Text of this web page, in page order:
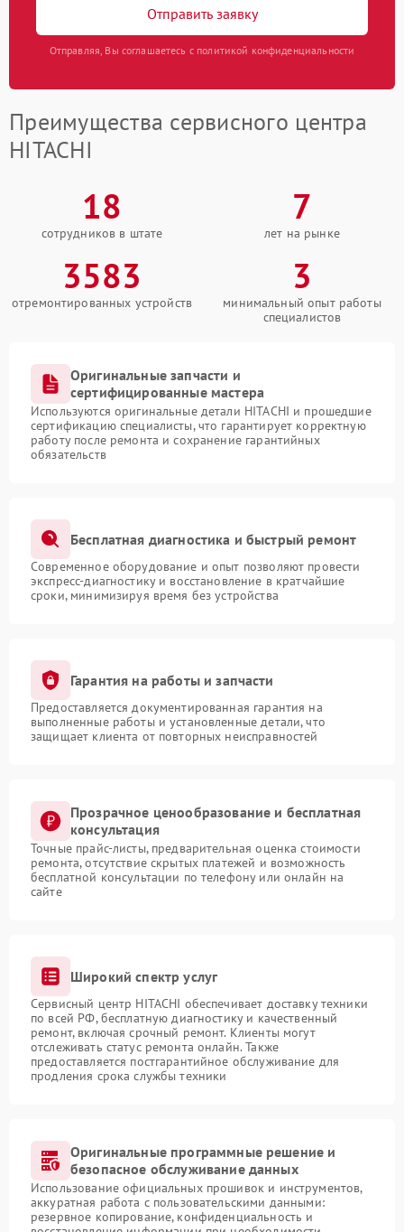
Отправить заявку
Отправляя, Вы соглашаетесь с политикой конфиденциальности
Преимущества сервисного центра
HITACHI
18
сотрудников в штате
7
лет на рынке
3583
отремонтированных устройств
3
минимальный опыт работы
специалистов
Оригинальные запчасти и
сертифицированные мастера
Используются оригинальные детали HITACHI и прошедшие
сертификацию специалисты, что гарантирует корректную
работу после ремонта и сохранение гарантийных
обязательств
Бесплатная диагностика и быстрый ремонт
Современное оборудование и опыт позволяют провести
экспресс-диагностику и восстановление в кратчайшие
сроки, минимизируя время без устройства
Гарантия на работы и запчасти
Предоставляется документированная гарантия на
выполненные работы и установленные детали, что
защищает клиента от повторных неисправностей
Прозрачное ценообразование и бесплатная
консультация
Точные прайс-листы, предварительная оценка стоимости
ремонта, отсутствие скрытых платежей и возможность
бесплатной консультации по телефону или онлайн на
сайте
Широкий спектр услуг
Сервисный центр HITACHI обеспечивает доставку техники
по всей РФ, бесплатную диагностику и качественный
ремонт, включая срочный ремонт. Клиенты могут
отслеживать статус ремонта онлайн. Также
предоставляется постгарантийное обслуживание для
продления срока службы техники
Оригинальные программные решение и
безопасное обслуживание данных
Использование официальных прошивок и инструментов,
аккуратная работа с пользовательскими данными:
резервное копирование, конфиденциальность и